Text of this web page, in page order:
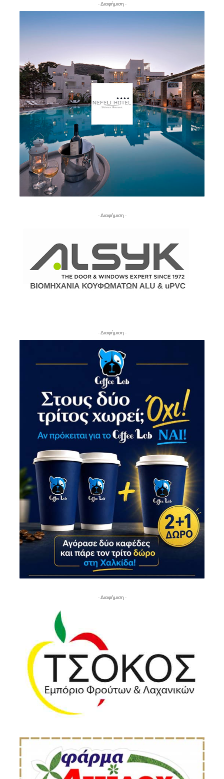
- Διαφήμιση -
- Διαφήμιση -
- Διαφήμιση -
- Διαφήμιση -